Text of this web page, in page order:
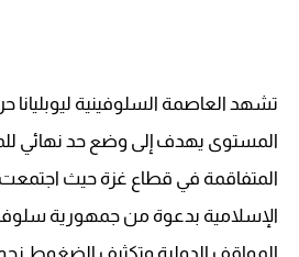
تشهد العاصمة السلوفينية ليوبليانا
المستوى يهدف إلى وضع حد نهائي
المتفاقمة في قطاع غزة حيث اجتمعت
الإسلامية بدعوة من جمهورية